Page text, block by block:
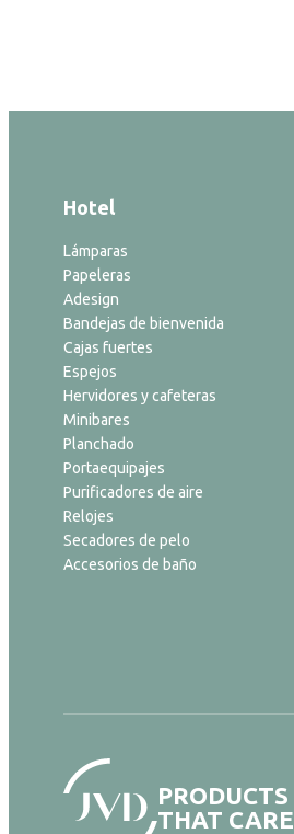
Hotel
Lámparas
Papeleras
Adesign
Bandejas de bienvenida
Cajas fuertes
Espejos
Hervidores y cafeteras
Minibares
Planchado
Portaequipajes
Purificadores de aire
Relojes
Secadores de pelo
Accesorios de baño
PRODUCTS
THAT CARE